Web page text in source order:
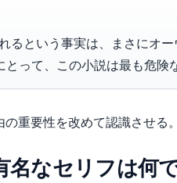
るという事実は、まさにオ
とって、この小説は最も危険
の重要性を改めて認識させる
名なセリフは何